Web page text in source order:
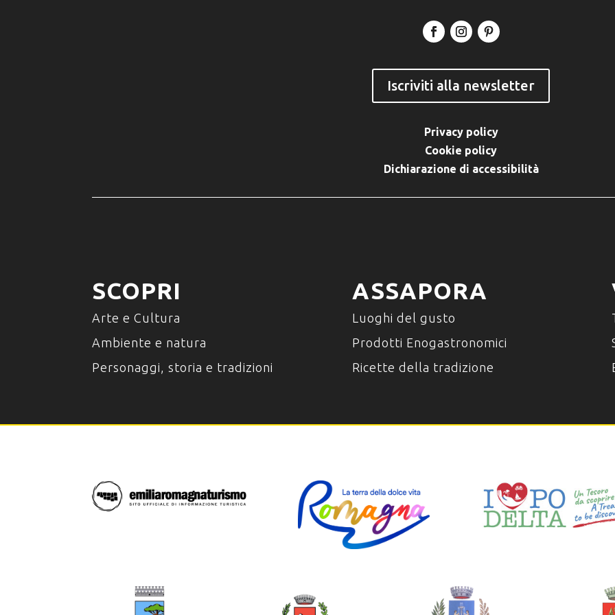
Iscriviti alla newsletter
Privacy policy
Cookie policy
Dichiarazione di accessibilità
SCOPRI
Arte e Cultura
Ambiente e natura
Personaggi, storia e tradizioni
ASSAPORA
Luoghi del gusto
Prodotti Enogastronomici
Ricette della tradizione